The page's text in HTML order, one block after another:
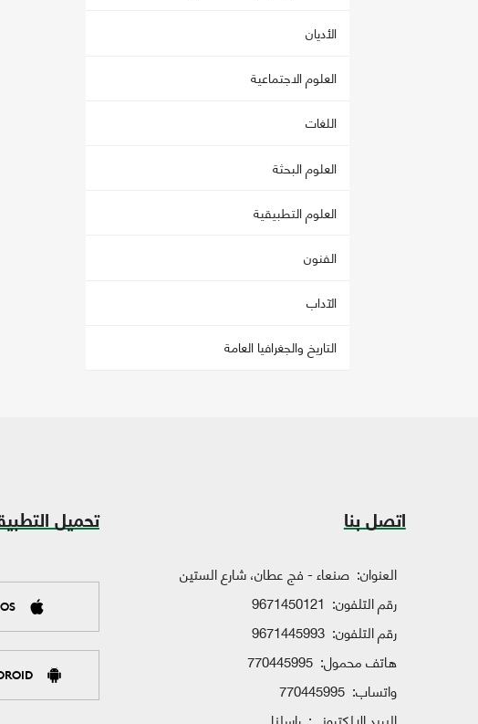
الأديان
العلوم الاجتماعية
اللغات
العلوم البحثة
العلوم التطبيقية
الفنون
الآداب
التاريخ والجغرافيا العامة
اتصل بنا
العنوان: صنعاء - فج عطان، شارع الستين
رقم التلفون: 9671450121
رقم التلفون: 9671445993
هاتف محمول: 770445995
واتساب: 770445995
تحميل